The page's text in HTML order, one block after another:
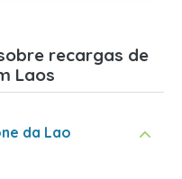
recargas de
Laos
da Lao